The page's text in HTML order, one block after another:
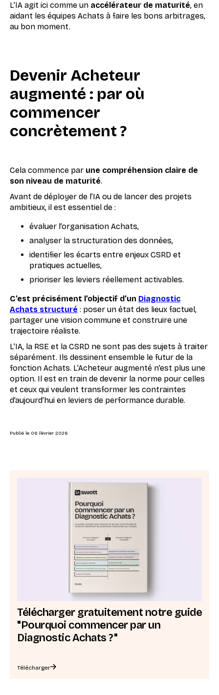
L’IA agit ici comme un accélérateur de maturité, en
aidant les équipes Achats à faire les bons arbitrages,
au bon moment.
Devenir Acheteur
augmenté : par où
commencer
concrètement ?
Cela commence par une compréhension claire de
son niveau de maturité.
Avant de déployer de l’IA ou de lancer des projets
ambitieux, il est essentiel de :
évaluer l’organisation Achats,
analyser la structuration des données,
identifier les écarts entre enjeux CSRD et
pratiques actuelles,
prioriser les leviers réellement activables.
C’est précisément l’objectif d’un Diagnostic
Achats structuré : poser un état des lieux factuel,
partager une vision commune et construire une
trajectoire réaliste.
L’IA, la RSE et la CSRD ne sont pas des sujets à traiter
séparément. Ils dessinent ensemble le futur de la
fonction Achats. L’Acheteur augmenté n’est plus une
option. Il est en train de devenir la norme pour celles
et ceux qui veulent transformer les contraintes
d’aujourd’hui en leviers de performance durable.
Publié le 06 février 2026
Télécharger gratuitement notre guide
"Pourquoi commencer par un
Diagnostic Achats ?"
Télécharger